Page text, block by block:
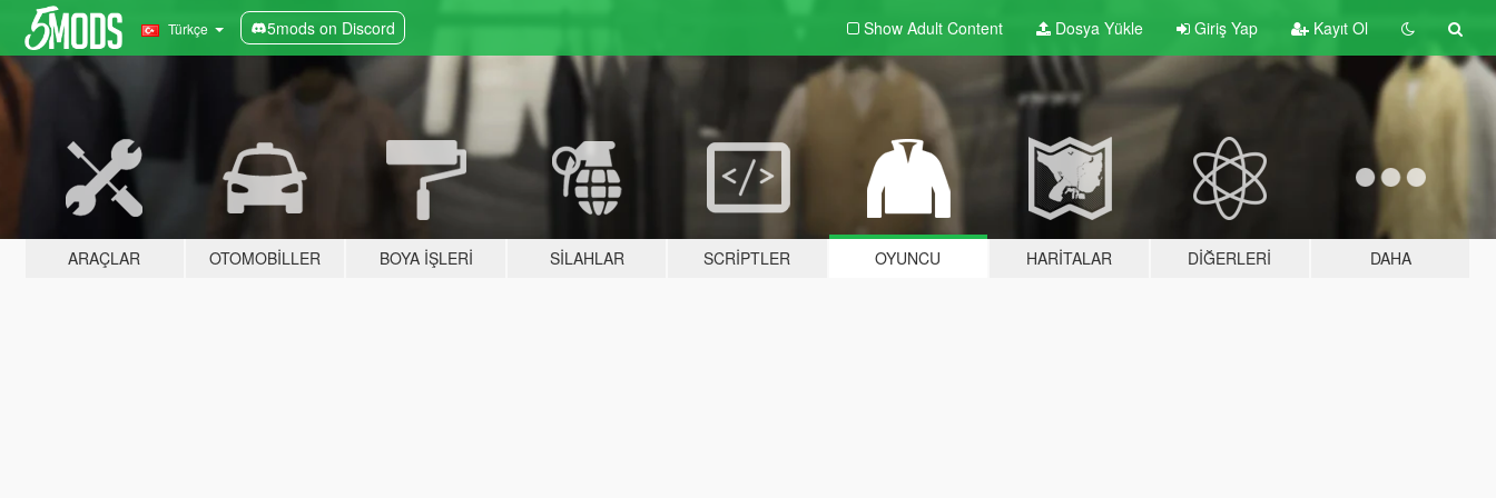
Türkçe 5mods on Discord Show Adult Content Dosya Yükle Giriş Yap Kayıt Ol
ARAÇLAR OTOMOBILLER BOYA İŞLERI SILAHLAR SCRIPTLER OYUNCU HARITALAR DIĞERLERI DAHA